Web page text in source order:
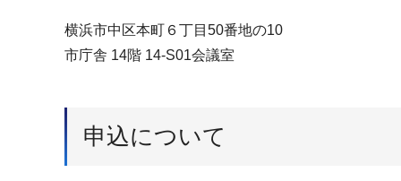
横浜市中区本町６丁目50番地の10
市庁舎 14階 14-S01会議室
申込について